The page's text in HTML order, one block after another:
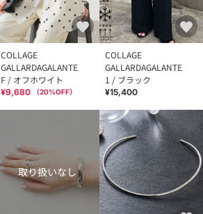
COLLAGE
GALLARDAGALANTE
F / オフホワイト
¥9,680 （20%OFF）
COLLAGE
GALLARDAGALANTE
1 / ブラック
¥15,400
取り扱いなし